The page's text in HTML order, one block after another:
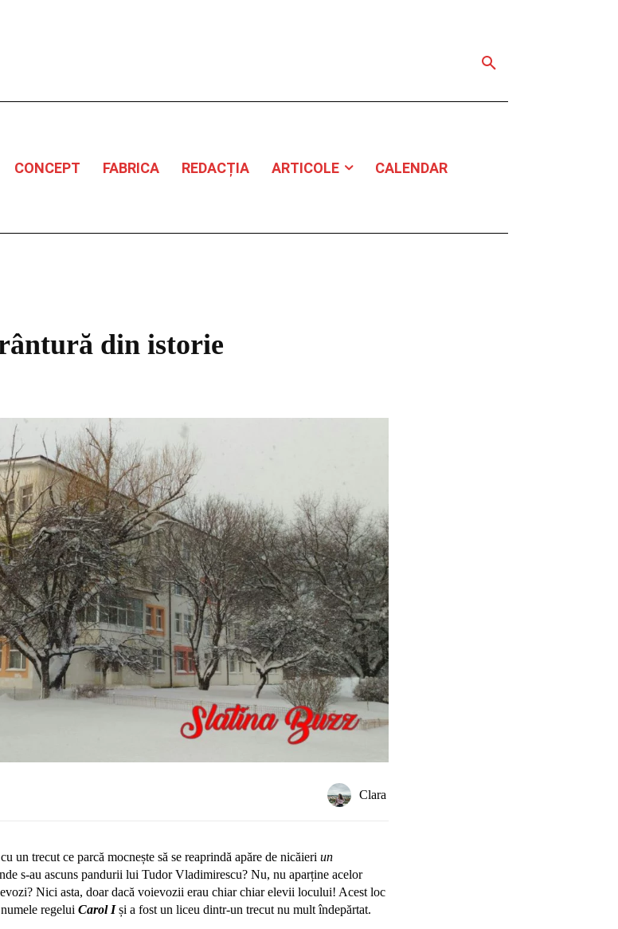
CONCEPT FABRICA REDACȚIA ARTICOLE CALENDAR
din istorie
Clara
un trecut ce parcă mocnește să se reaprindă apăre de nicăieri un
s-au ascuns pandurii lui Tudor Vladimirescu? Nu, nu aparține acelor
Nici asta, doar dacă voievozii erau chiar chiar elevii locului! Acest loc
regelui Carol Iși a fost un liceu dintr-un trecut nu mult îndepărtat.